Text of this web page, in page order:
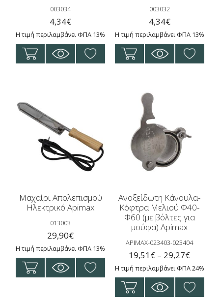
003034
4,34€
Η τιμή περιλαμβάνει ΦΠΑ 13%
003032
4,34€
Η τιμή περιλαμβάνει ΦΠΑ 13%
Μαχαίρι Απολεπισμού
Ηλεκτρικό Apimax
013003
29,90€
Η τιμή περιλαμβάνει ΦΠΑ 13%
Ανοξείδωτη Κάνουλα-
Κόφτρα Μελιού Φ40-
Φ60 (με βόλτες για
μούφα) Apimax
APIMAX-023403-023404
19,51€ – 29,27€Price
range:
19,51€
Η τιμή περιλαμβάνει ΦΠΑ 24%
Αυτό
το